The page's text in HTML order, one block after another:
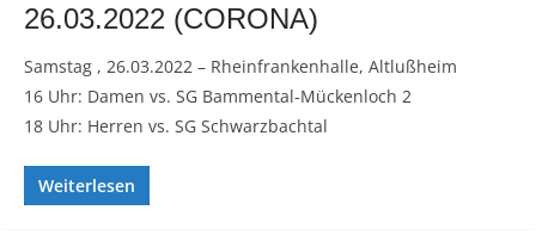
26.03.2022 (CORONA)
Samstag , 26.03.2022 – Rheinfrankenhalle, Altlußheim
16 Uhr: Damen vs. SG Bammental-Mückenloch 2
18 Uhr: Herren vs. SG Schwarzbachtal
Weiterlesen